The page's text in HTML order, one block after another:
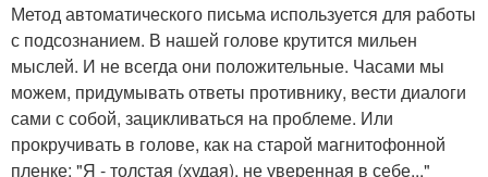
Метод автоматического письма используется для работы
с подсознанием. В нашей голове крутится мильен
мыслей. И не всегда они положительные. Часами мы
можем, придумывать ответы противнику, вести диалоги
сами с собой, зацикливаться на проблеме. Или
прокручивать в голове, как на старой магнитофонной
пленке: "Я - толстая (худая), не уверенная в себе..."